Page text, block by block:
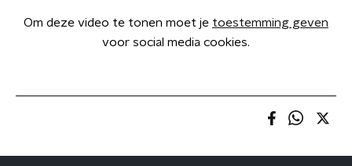
Om deze video te tonen moet je toestemming geven
voor social media cookies.